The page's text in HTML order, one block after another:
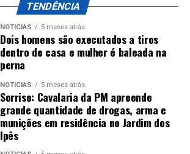
TENDÊNCIA
NOTÍCIAS 5 meses atrás
Dois homens são executados a tiros
dentro de casa e mulher é baleada na
perna
NOTÍCIAS 5 meses atrás
Sorriso: Cavalaria da PM apreende
grande quantidade de drogas, arma e
munições em residência no Jardim dos
Ipês